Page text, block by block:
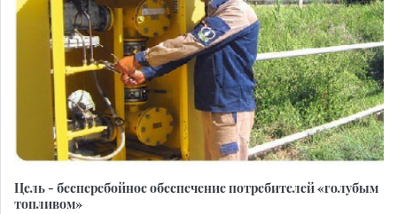
Цель - бесперебойное обеспечение потребителей «голубым
топливом»